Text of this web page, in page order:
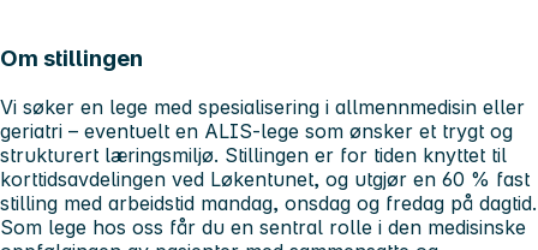
Om stillingen
Vi søker en lege med spesialisering i allmennmedisin eller
geriatri – eventuelt en ALIS‑lege som ønsker et trygt og
strukturert læringsmiljø. Stillingen er for tiden knyttet til
korttidsavdelingen ved Løkentunet, og utgjør en 60 % fast
stilling med arbeidstid mandag, onsdag og fredag på dagtid.
Som lege hos oss får du en sentral rolle i den medisinske